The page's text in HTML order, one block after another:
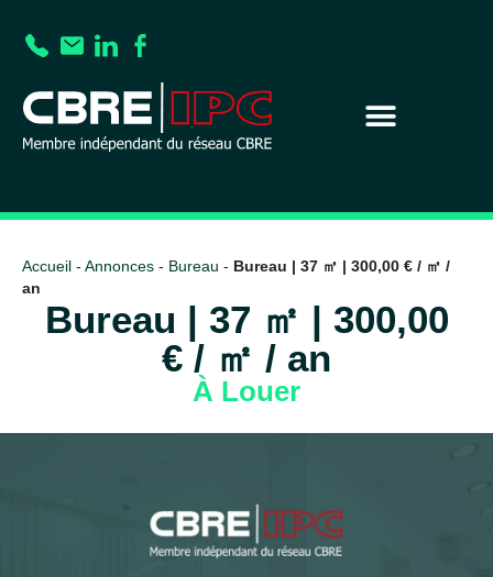
Accueil - Annonces - Bureau - Bureau | 37 ㎡ | 300,00 € / ㎡ /
an
Bureau | 37 ㎡ | 300,00
€ / ㎡ / an
À Louer